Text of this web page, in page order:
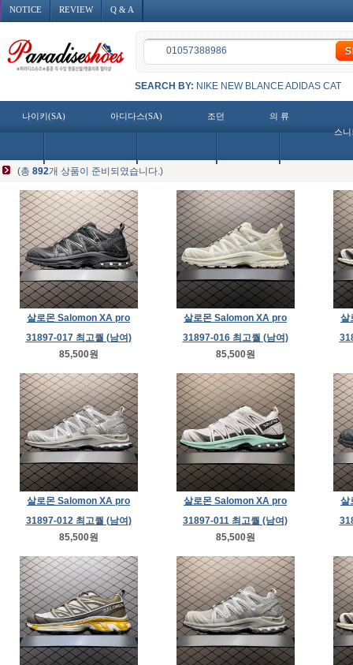
NOTICE REVIEW Q & A
SEARCH BY: NIKE NEW BLANCEADIDAS CAT
나이키(SA) 아디다스(SA) 조던
의 류
스니
(총 892개 상품이 준비되였습니다.)
살로몬 Salomon XA pro
31897-017 최고퀄 (남여)
85,500원
살로몬 Salomon XA pro
31897-016 최고퀄 (남여)
85,500원
살
살로몬 Salomon XA pro
31897-012 최고퀄 (남여)
85,500원
살로몬 Salomon XA pro
31897-011 최고퀄 (남여)
85,500원
살